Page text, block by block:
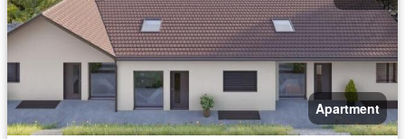
Apartment